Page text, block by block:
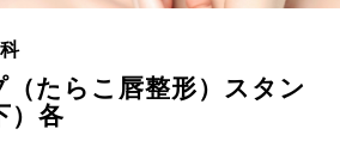
たらこ唇整形）スタン
）各